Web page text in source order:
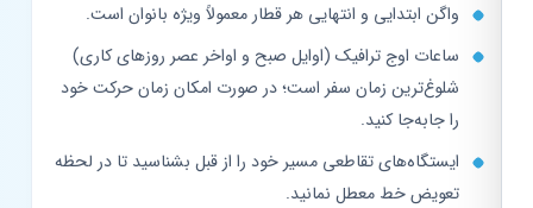
واگن ابتدایی و انتهایی هر قطار معمولاً ویژه بانوان است.
ساعات اوج ترافیک (اوایل صبح و اواخر عصر روزهای کاری)
شلوغ‌ترین زمان سفر است؛ در صورت امکان زمان حرکت خود
را جابه‌جا کنید.
ایستگاه‌های تقاطعی مسیر خود را از قبل بشناسید تا در لحظه
تعویض خط معطل نمانید.